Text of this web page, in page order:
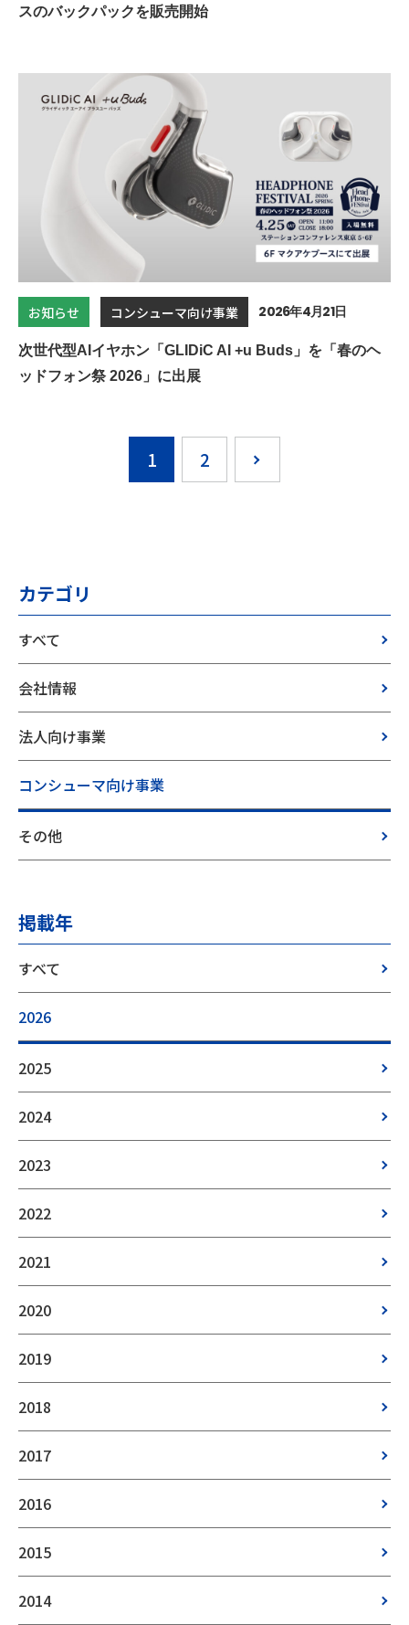
スのバックパックを販売開始
お知らせ コンシューマ向け事業 2026年4月21日
次世代型AIイヤホン「GLIDiC AI +u Buds」を「春のヘ
ッドフォン祭 2026」に出展
1 2
カテゴリ
すべて
会社情報
法人向け事業
コンシューマ向け事業
その他
掲載年
すべて
2026
2025
2024
2023
2022
2021
2020
2019
2018
2017
2016
2015
2014